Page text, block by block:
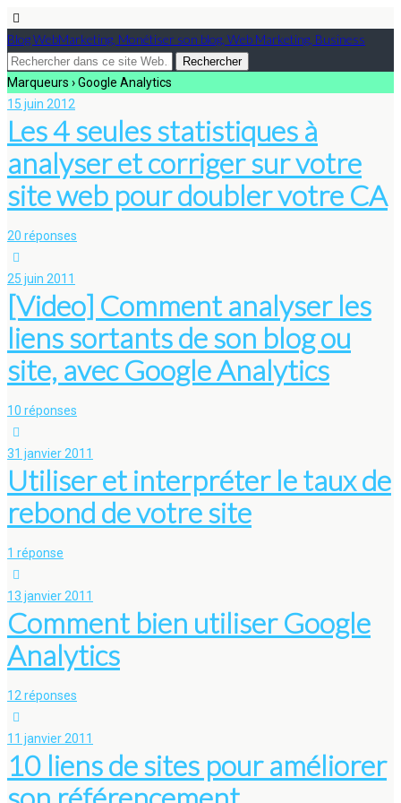
Blog WebMarketing, Monétiser son blog, Web Marketing, Business
Marqueurs › Google Analytics
15 juin 2012
Les 4 seules statistiques à
analyser et corriger sur votre
site web pour doubler votre CA
20 réponses
25 juin 2011
[Video] Comment analyser les
liens sortants de son blog ou
site, avec Google Analytics
10 réponses
31 janvier 2011
Utiliser et interpréter le taux de
rebond de votre site
1 réponse
13 janvier 2011
Comment bien utiliser Google
Analytics
12 réponses
11 janvier 2011
10 liens de sites pour améliorer